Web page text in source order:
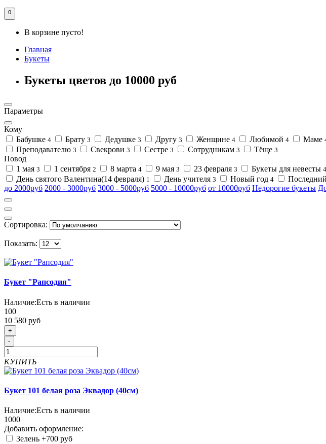
0
В корзине пусто!
Главная
Букеты
Букеты цветов до 10000 руб
Параметры
Кому
Бабушке 4 Брату 3 Дедушке 3 Другу 3 Женщине 4 Любимой 4 Маме
Преподавателю 3 Свекрови 3 Сестре 3 Сотрудникам 3 Тёще 3
Повод
1 мая 3 1 сентября 2 8 марта 4 9 мая 3 23 февраля 3 Букеты для невесты 4
День святого Валентина(14 февраля) 1 День учителя 3 Новый год 4
до 2000руб 2000 - 3000руб 3000 - 5000руб 5000 - 10000руб от 10000руб Недорогие букеты
Сортировка:
Показать:
Букет "Рапсодия"
Наличие:Есть в наличии
100
10 580 руб
+
-
КУПИТЬ
Букет 101 белая роза Эквадор (40см)
Наличие:Есть в наличии
1000
Добавить оформление:
Зелень +700 руб